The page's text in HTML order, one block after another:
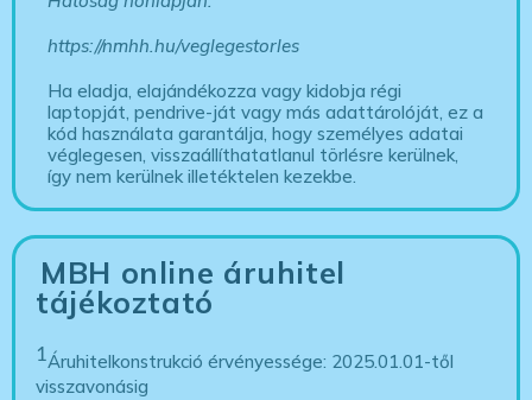
https://nmhh.hu/veglegestorles
Ha eladja, elajándékozza vagy kidobja régi
laptopját, pendrive-ját vagy más adattárolóját, ez a
kód használata garantálja, hogy személyes adatai
véglegesen, visszaállíthatatlanul törlésre kerülnek,
így nem kerülnek illetéktelen kezekbe.
MBH online áruhitel
tájékoztató
1Áruhitelkonstrukció érvényessége: 2025.01.01-től
visszavonásig